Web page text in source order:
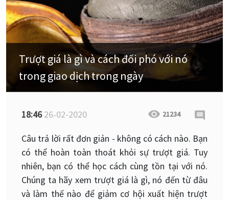
Trượt giá là gì và cách đối phó với nó
trong giao dịch trong ngày
18:4626-02-2020 21234
Câu trả lời rất đơn giản - không có cách nào. Bạn
có thể hoàn toàn thoát khỏi sự trượt giá. Tuy
nhiên, bạn có thể học cách cùng tồn tại với nó.
Chúng ta hãy xem trượt giá là gì, nó đến từ đâu
và làm thế nào để giảm cơ hội xuất hiện trượt